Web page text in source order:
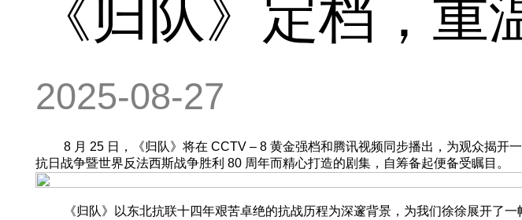
《归队》定档，
2025-08-27
8 月 25 日，《归队》将在 CCTV – 8 黄金强档和腾讯视频同步播出，为观众揭开
抗日战争暨世界反法西斯战争胜利 80 周年而精心打造的剧集，自筹备起便备受瞩目。​
《归队》以东北抗联十四年艰苦卓绝的抗战历程为深邃背景，为我们徐徐展开了一